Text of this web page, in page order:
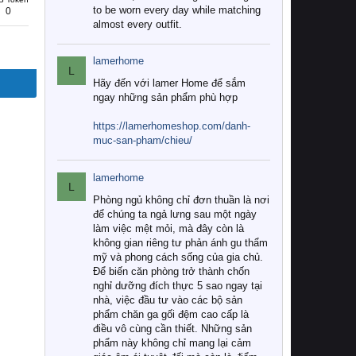
0
to be worn every day while matching
almost every outfit.
L
lamerhome
Hãy đến với lamer Home để sắm
ngay những sản phẩm phù hợp
https://lamerhomeshop.com/danh-
muc-san-pham/chieu/
L
lamerhome
Phòng ngủ không chỉ đơn thuần là nơi
để chúng ta ngả lưng sau một ngày
làm việc mệt mỏi, mà đây còn là
không gian riêng tư phản ánh gu thẩm
mỹ và phong cách sống của gia chủ.
Để biến căn phòng trở thành chốn
nghỉ dưỡng đích thực 5 sao ngay tại
nhà, việc đầu tư vào các bộ sản
phẩm chăn ga gối đệm cao cấp là
điều vô cùng cần thiết. Những sản
phẩm này không chỉ mang lại cảm